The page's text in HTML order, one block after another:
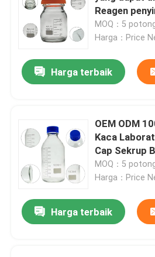
Produk
Video
Tentang kami
Reagen
MOQ：5
Harga：Price
Harga terbaik
OEM ODM
Kaca
Cap Sekrup
MOQ：5
Harga：Price
Harga terbaik